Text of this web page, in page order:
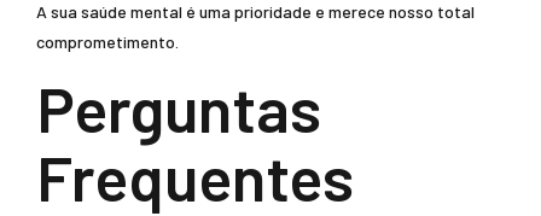
A sua saúde mental é uma prioridade e merece nosso total
comprometimento.
Perguntas
Frequentes